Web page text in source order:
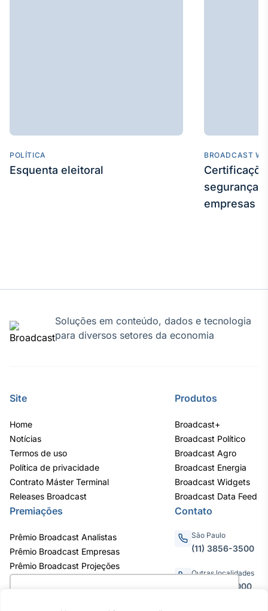
POLÍTICA
Esquenta eleitoral
BROADCAST
segurança
empresas
Soluções em conteúdo, dados e tecnologia
para diversos setores da economia
Site
Home
Notícias
Termos de uso
Política de privacidade
Contrato Máster Terminal
Releases Broadcast
Produtos
Broadcast+
Broadcast Político
Broadcast Agro
Broadcast Energia
Broadcast Widgets
Broadcast Data Feed
Premiações
Prêmio Broadcast Analistas
Prêmio Broadcast Empresas
Prêmio Broadcast Projeções
Contato
São Paulo
(11) 3856-3500
Outras localidades
0800.011.3000